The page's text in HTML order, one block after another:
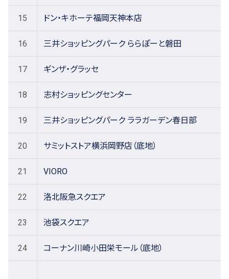
15 ドン・キホーテ福岡天神本店
16 三井ショッピングパーク ららぽーと磐田
17 ギンザ・グラッセ
18 志村ショッピングセンター
19 三井ショッピングパーク ララガーデン春日部
20 サミットストア横浜岡野店（底地）
21 VIORO
22 洛北阪急スクエア
23 池袋スクエア
24 コーナン川崎小田栄モール（底地）